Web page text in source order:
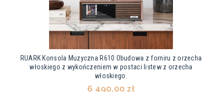
RUARK Konsola Muzyczna R610 Obudowa z forniru z orzecha
włoskiego z wykończeniem w postaci listew z orzecha
włoskiego.
6 490,00 zł